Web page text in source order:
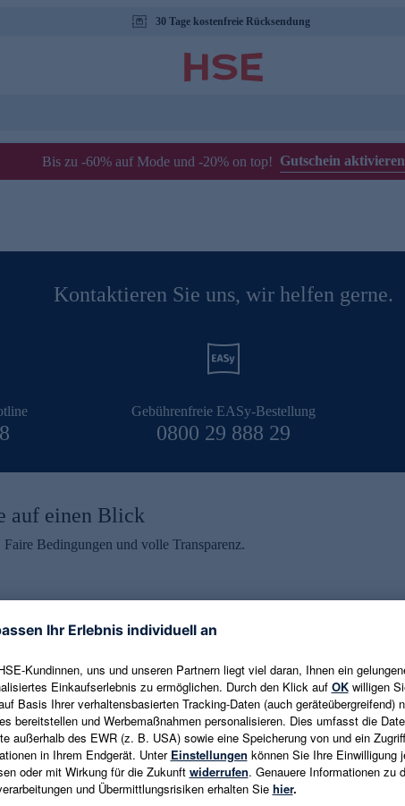
30 Tage kostenfreie Rücksendung
Bis zu -60% auf Mode und -20% on top! Gutschein aktivieren
Kontaktieren Sie uns, wir helfen gerne.
Gebührenfreie EASy-Bestellung
0800 29 888 29
auf einen Blick
Bedingungen und volle Transparenz.
erhalten
und aktuelle Trends,
Als Dankeschön
Eine Abmeldung ist jederzeit in
E-Mail-Adresse eingeben
Es gelten die Datenschutzrichtlinien